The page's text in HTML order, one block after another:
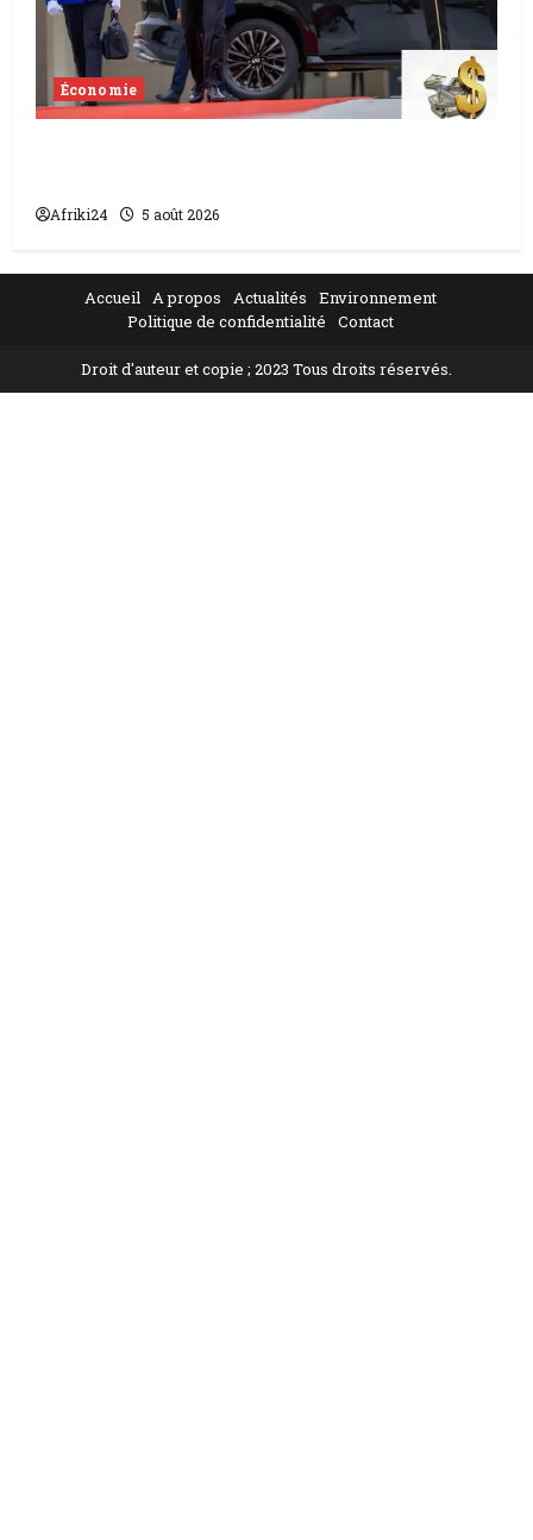
Économie
Afriki24 5 août 2026
Accueil A propos Actualités
Environnement
Politique de confidentialité
Contact
Droit d'auteur et copie ; 2023 Tous droits réservés.